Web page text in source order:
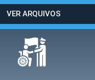
VER ARQUIVOS